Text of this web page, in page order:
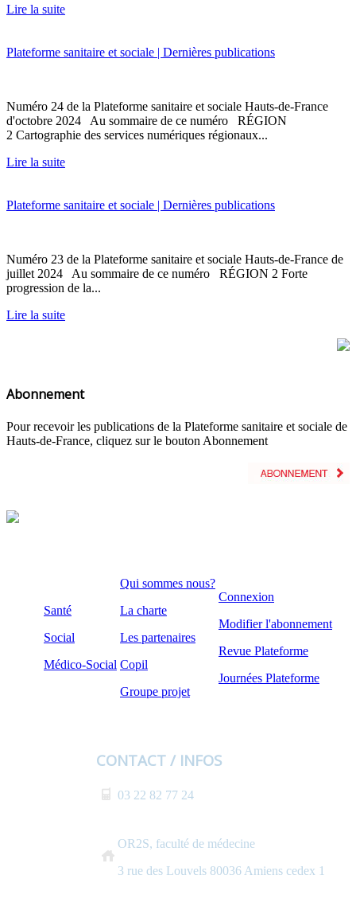
Lire la suite
Plateforme sanitaire et sociale | Dernières publications
Numéro 24 de la Plateforme sanitaire et sociale Hauts-de-France
d'octobre 2024 Au sommaire de ce numéro RÉGION
2 Cartographie des services numériques régionaux...
Lire la suite
Plateforme sanitaire et sociale | Dernières publications
Numéro 23 de la Plateforme sanitaire et sociale Hauts-de-France de
juillet 2024 Au sommaire de ce numéro RÉGION 2 Forte
progression de la...
Lire la suite
Abonnement
Pour recevoir les publications de la Plateforme sanitaire et sociale de
Hauts-de-France, cliquez sur le bouton Abonnement
Santé
Social
Médico-Social
Qui sommes nous?
La charte
Les partenaires
Copil
Groupe projet
Connexion
Modifier l'abonnement
Revue Plateforme
Journées Plateforme
CONTACT / INFOS
03 22 82 77 24
OR2S, faculté de médecine
3 rue des Louvels 80036 Amiens cedex 1